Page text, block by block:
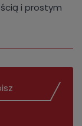
i prostym